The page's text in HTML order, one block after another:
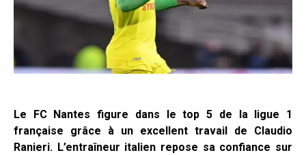
Le FC Nantes figure dans le top 5 de la ligue 1
française grâce à un excellent travail de Claudio
Ranieri. L’entraîneur italien repose sa confiance sur